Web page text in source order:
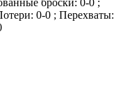
0-0 ; Перехваты: